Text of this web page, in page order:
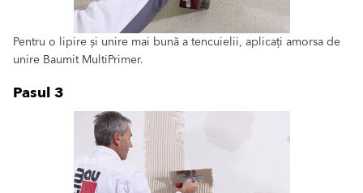
Pentru o lipire și unire mai bună a tencuielii, aplicați amorsa de
unire Baumit MultiPrimer.
Pasul 3